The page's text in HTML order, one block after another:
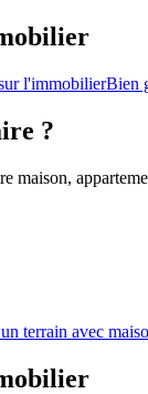
l'immobilierBien
?
maison,
terrain avec